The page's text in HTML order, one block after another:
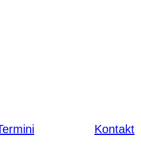
Kontakt